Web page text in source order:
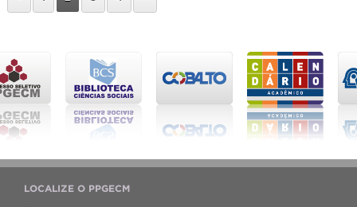
LOCALIZE O PPGECM